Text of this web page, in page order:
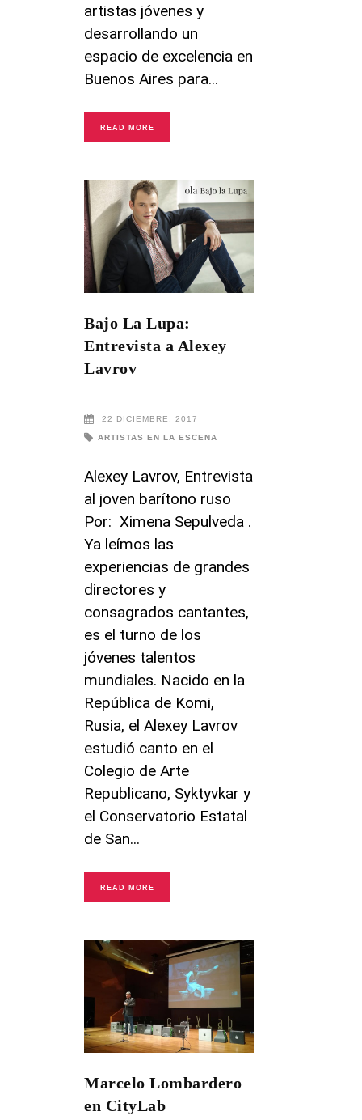
artistas jóvenes y
desarrollando un
espacio de excelencia en
Buenos Aires para
READ MORE
Bajo La Lupa:
Entrevista a Alexey
Lavrov
22 DICIEMBRE, 2017
ARTISTAS EN LA ESCENA
Alexey Lavrov, Entrevista
al joven barítono ruso
Por: Ximena Sepulveda .
Ya leímos las
experiencias de grandes
directores y
consagrados cantantes,
es el turno de los
jóvenes talentos
mundiales. Nacido en la
República de Komi,
Rusia, el Alexey Lavrov
estudió canto en el
Colegio de Arte
Republicano, Syktyvkar y
el Conservatorio Estatal
de San
READ MORE
Marcelo Lombardero
en CityLab